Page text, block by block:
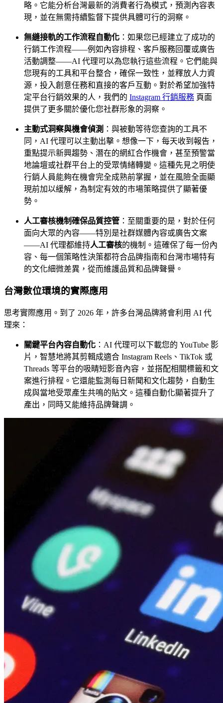
略。它能分析台灣最新的消費者行為模式，預測內容表
現，並在無需持續監督下提供具體可行的洞察。
無縫接軌的工作流程自動化 ：如果您已經建立了成功的
行銷工作流程——例如內容排程、客戶服務回覆或廣告
活動調整——AI 代理可以為您執行這些流程。它們能與
您現有的工具和平台整合，確保一致性，並釋放人力資
源，投入創意任務和直接的客戶互動。對於希望加強特
定平台行銷效果的人，我們的 Instagram 行銷服務 頁面
提供了更多關於優化您社群形象的洞察。
主動式洞察與機會偵測 ：與被動等待您查詢的工具不
同，AI 代理可以主動出擊。想像一下，每天收到報告，
重點提示新興趨勢、潛在的網紅合作機會，甚至預警當
地論壇或社群平台上的受眾情緒轉變。這種先見之明使
行銷人員能夠在機會完全成熟前掌握，並在風險全面顯
現前加以緩解，為制定有效的市場策略提供了顯著優
勢。
人工審核機制確保品質控管 ：至關重要的是，對於任何
面向大眾的內容——特別是社群媒體內容或廣告文案
——AI 代理都維持人工審核的機制。這確保了每一份內
容、每一個策略性決策都符合品牌指南和台灣市場特有
的文化細微差異，從而維護品質和品牌聲譽。
台灣數位環境的實際應用
思考實際應用。到了 2026 年，許多台灣品牌將會利用 AI 代
理來：
關鍵平台內容自動化 ：AI 代理可以下載您的 YouTube 影
片，智慧地將其剪輯成適合 Instagram Reels、TikTok 或
Threads 等平台的吸睛短影音內容，並搭配相關標籤和文
案進行排程。它還能監測每日新聞和文化趨勢，自動生
成與當地受眾產生共鳴的貼文。這種自動化顯著提升了
產出，同時又能維持品牌聲調。